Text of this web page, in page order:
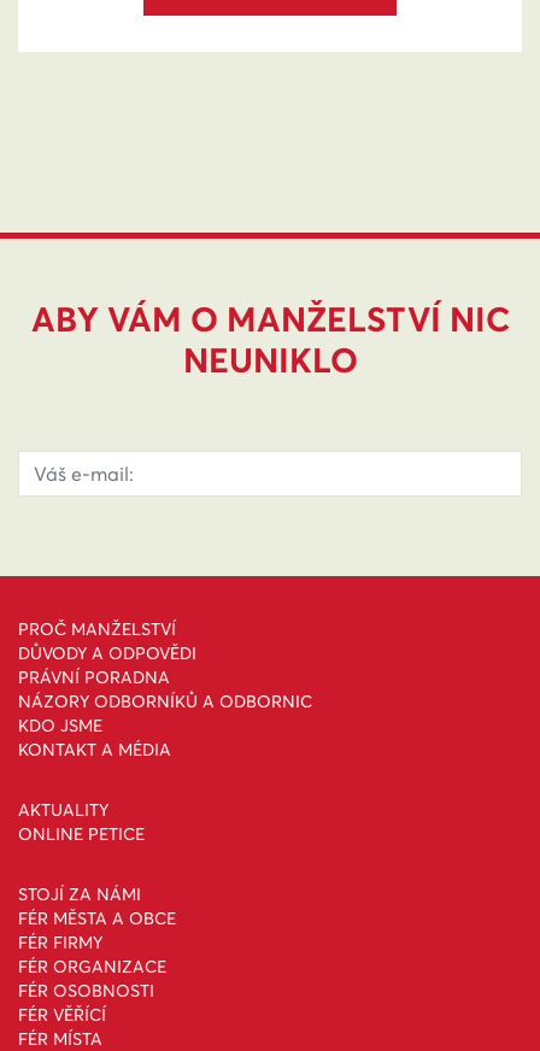
ABY VÁM O MANŽELSTVÍ NIC
NEUNIKLO
PROČ MANŽELSTVÍ
DŮVODY A ODPOVĚDI
PRÁVNÍ PORADNA
NÁZORY ODBORNÍKŮ A ODBORNIC
KDO JSME
KONTAKT A MÉDIA
AKTUALITY
ONLINE PETICE
STOJÍ ZA NÁMI
FÉR MĚSTA A OBCE
FÉR FIRMY
FÉR ORGANIZACE
FÉR OSOBNOSTI
FÉR VĚŘÍCÍ
FÉR MÍSTA